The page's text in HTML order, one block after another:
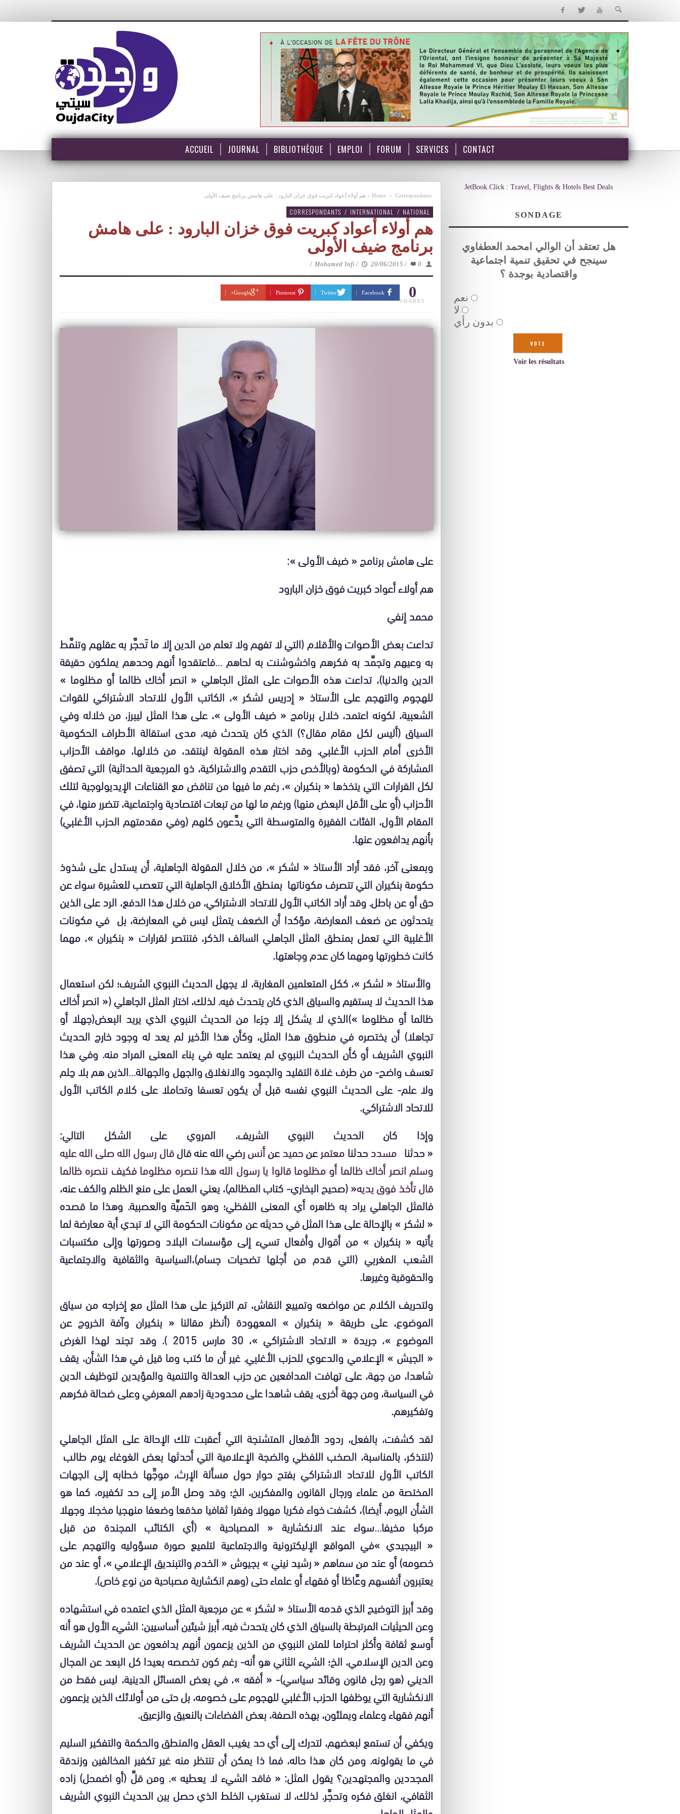
ACCUEIL JOURNAL BIBLIOTHÈQUE EMPLOI FORUM SERVICES CONTACT
Home » Correspondants
» هم أولاء أعواد كبريت فوق خزان البارود : على هامش برنامج ضيف الأولى
CORRESPONDANTS / INTERNATIONAL / NATIONAL
هم أولاء أعواد كبريت فوق خزان البارود : على هامش
برنامج ضيف الأولى
Mohamed Infi / 20/06/2015 / 0
/
0
SHARES
Facebook
Twitter
Pinterest
Google+
على هامش برنامج « ضيف الأولى »:
هم أولاء أعواد كبريت فوق خزان البارود
محمد إنفي
تداعت بعض الأصوات والأقلام (التي لا تفهم ولا تعلم من الدين إلا ما تَحجَّر به عقلهم وتنمَّط
به وعيهم وتجمَّد به فكرهم واخشوشنت به لحاهم …فاعتقدوا أنهم وحدهم يملكون حقيقة
الدين والدنيا)، تداعت هذه الأصوات على المثل الجاهلي « انصر أخاك ظالما أو مظلوما »
للهجوم والتهجم على الأستاذ « إدريس لشكر »، الكاتب الأول للاتحاد الاشتراكي للقوات
الشعبية، لكونه اعتمد، خلال برنامج « ضيف الأولى »، على هذا المثل ليبرز، من خلاله وفي
السياق (أليس لكل مقام مقال؟) الذي كان يتحدث فيه، مدى استقالة الأطراف الحكومية
الأخرى أمام الحزب الأغلبي. وقد اختار هذه المقولة لينتقد، من خلالها، مواقف الأحزاب
المشاركة في الحكومة (وبالأخص حزب التقدم والاشتراكية، ذو المرجعية الحداثية) التي تصفق
لكل القرارات التي يتخذها « بنكيران »، رغم ما فيها من تناقض مع القناعات الإيديولوجية لتلك
الأحزاب (أو على الأقل البعض منها) ورغم ما لها من تبعات اقتصادية واجتماعية، تتضرر منها، في
المقام الأول، الفئات الفقيرة والمتوسطة التي يدَّعون كلهم (وفي مقدمتهم الحزب الأغلبي)
بأنهم يدافعون عنها.
وبمعنى آخر، فقد أراد الأستاذ « لشكر »، من خلال المقولة الجاهلية، أن يستدل على شذوذ
حكومة بنكيران التي تتصرف مكوناتها بمنطق الأخلاق الجاهلية التي تتعصب للعشيرة سواء عن
حق أو عن باطل. وقد أراد الكاتب الأول للاتحاد الاشتراكي، من خلال هذا الدفع، الرد على الذين
يتحدثون عن ضعف المعارضة، مؤكدا أن الضعف يتمثل ليس في المعارضة، بل في مكونات
الأغلبية التي تعمل بمنطق المثل الجاهلي السالف الذكر، فتنتصر لقرارات « بنكيران »، مهما
كانت خطورتها ومهما كان عدم وجاهتها.
والأستاذ « لشكر »، ككل المتعلمين المغاربة، لا يجهل الحديث النبوي الشريف؛ لكن استعمال
هذا الحديث لا يستقيم والسياق الذي كان يتحدث فيه. لذلك، اختار المثل الجاهلي (« انصر أخاك
ظالما أو مظلوما »)الذي لا يشكل إلا جزءا من الحديث النبوي الذي يريد البعض(جهلا أو
تجاهلا) أن يختصره في منطوق هذا المثل، وكأن هذا الأخير لم يعد له وجود خارج الحديث
النبوي الشريف أو كأن الحديث النبوي لم يعتمد عليه في بناء المعنى المراد منه. وفي هذا
تعسف واضح- من طرف غلاة التقليد والجمود والانغلاق والجهل والجهالة…الذين هم بلا حِلم
ولا علم- على الحديث النبوي نفسه قبل أن يكون تعسفا وتحاملا على كلام الكاتب الأول
للاتحاد الاشتراكي.
وإذا كان الحديث النبوي الشريف، المروي على الشكل التالي:
« حدثنا مسددحدثنامعتمرعنحميدعنأنسرضي الله عنه قالقال رسول الله صلى الله عليه
وسلمانصر أخاك ظالما أو مظلوماقالوا يا رسول الله هذا ننصره مظلوما فكيف ننصره ظالما
قال تأخذ فوق يديه« (صحيح البخاري- كتاب المظالم)،يعني العمل على منع الظلم والكف عنه،
فالمثل الجاهلي يراد به ظاهره أي المعنى اللفظي؛ وهو الحَميَّة والعصبية. وهذا ما قصده
« لشكر » بالإحالة على هذا المثل في حديثه عن مكونات الحكومة التي لا تبدي أية معارضة لما
يأتيه « بنكيران » من أقوال وأفعال تسيء إلى مؤسسات البلاد وصورتها وإلى مكتسبات
الشعب المغربي (التي قدم من أجلها تضحيات جسام)،السياسية والثقافية والاجتماعية
والحقوقية وغيرها.
ولتحريف الكلام عن مواضعه وتمييع النقاش، تم التركيز على هذا المثل مع إخراجه من سياق
الموضوع، على طريقة « بنكيران » المعهودة (أنظر مقالنا « بنكيران وآفة الخروج عن
الموضوع »، جريدة « الاتحاد الاشتراكي »، 30 مارس 2015 ). وقد تجند لهذا الغرض
« الجيش » الإعلامي والدعوي للحزب الأغلبي. غير أن ما كتب وما قيل في هذا الشأن، يقف
شاهدا، من جهة، علىتهافت المدافعين عن حزب العدالة والتنمية والمؤيدين لتوظيف الدين
في السياسة، ومن جهة أخرى، يقف شاهدا على محدودية زادهم المعرفي وعلى ضحالة فكرهم
وتفكيرهم.
لقد كشفت، بالفعل، ردود الأفعال المتشنجة التي أعقبت تلك الإحالة على المثل الجاهلي
(لنتذكر، بالمناسبة، الصخب اللفظي والضجة الإعلامية التي أحدثها بعض الغوغاء يوم طالب
الكاتب الأول للاتحاد الاشتراكي بفتح حوار حول مسألة الإرث، موجِّها خطابه إلى الجهات
المختصة من علماء ورجال القانون والمفكرين، الخ؛ وقد وصل الأمر إلى حد تكفيره، كما هو
الشأن اليوم، أيضا)، كشفت خواء فكريا مهولا وفقرا ثقافيا مذقعا وضعفا منهجيا مخجلا وجهلا
مركبا مخيفا…سواء عند الانكشارية « المصباحية » (أي الكتائب المجندة من قبل
« البيجيدي »في المواقع الإليكترونية والاجتماعية لتلميع صورة مسؤوليه والتهجم على
خصومه) أو عند من سماهم « رشيد نيني » بجيوش « الخدم والتبنديق الإعلامي »، أو عند من
يعتبرون أنفسهم وعَّاظا أو فقهاء أو علماء حتى (وهم انكشارية مصباحية من نوع خاص).
وقد أبرز التوضيح الذي قدمه الأستاذ « لشكر » عن مرجعية المثل الذي اعتمده في استشهاده
وعن الحيثيات المرتبطة بالسياق الذي كان يتحدث فيه، أبرز شيئين أساسيين: الشيء الأول هو أنه
أوسع ثقافة وأكثر احتراما للمتن النبوي من الذين يزعمون أنهم يدافعون عن الحديث الشريف
وعن الدين الإسلامي، الخ؛ الشيء الثاني هو أنه- رغم كون تخصصه بعيدا كل البعد عن المجال
الديني (هو رجل قانون وقائد سياسي)- « أفقه »، في بعض المسائل الدينية، ليس فقط من
الانكشارية التي يوظفها الحزب الأغلبي للهجوم على خصومه، بل حتى من أولائك الذين يزعمون
أنهم فقهاء وعلماء ويملئون، بهذه الصفة، بعض الفضاءات بالنعيق والزعيق.
ويكفي أن تستمع لبعضهم، لتدرك إلى أي حد يغيب العقل والمنطق والحكمة والتفكير السليم
في ما يقولونه. ومن كان هذا حاله، فما ذا يمكن أن تنتظر منه غير تكفير المخالفين وزندقة
المجددين والمجتهدين؟ يقول المثل: « فاقد الشيء لا يعطيه ». ومن قلَّ (أو اضمحل) زاده
الثقافي، انغلق فكره وتحجَّر. لذلك، لا نستغرب الخلط الذي حصل بين الحديث النبوي الشريف
JetBook.Click : Travel, Flights & Hotels Best Deals
SONDAGE
هل تعتقد أن الوالي امحمد العطفاوي
سينجح في تحقيق تنمية اجتماعية
واقتصادية بوجدة ؟
نعم
لا
بدون رأي
Voir les résultats